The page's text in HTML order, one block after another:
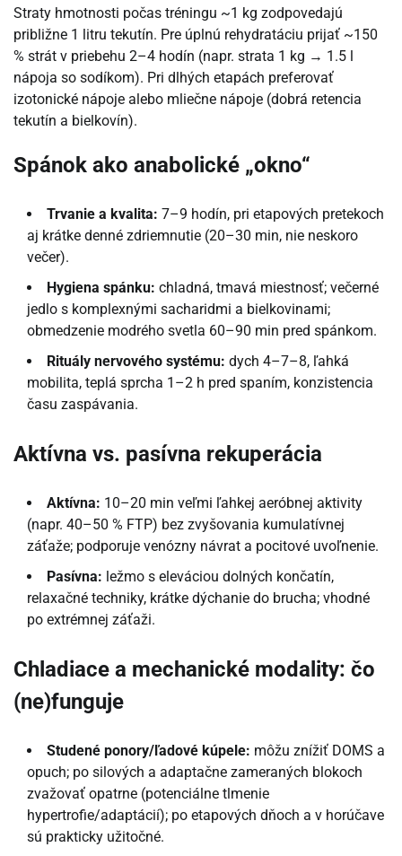
Straty hmotnosti počas tréningu ~1 kg zodpovedajú
približne 1 litru tekutín. Pre úplnú rehydratáciu prijať ~150
% strát v priebehu 2–4 hodín (napr. strata 1 kg → 1.5 l
nápoja so sodíkom). Pri dlhých etapách preferovať
izotonické nápoje alebo mliečne nápoje (dobrá retencia
tekutín a bielkovín).
Spánok ako anabolické „okno“
Trvanie a kvalita: 7–9 hodín, pri etapových pretekoch
aj krátke denné zdriemnutie (20–30 min, nie neskoro
večer).
Hygiena spánku: chladná, tmavá miestnosť; večerné
jedlo s komplexnými sacharidmi a bielkovinami;
obmedzenie modrého svetla 60–90 min pred spánkom.
Rituály nervového systému: dych 4–7–8, ľahká
mobilita, teplá sprcha 1–2 h pred spaním, konzistencia
času zaspávania.
Aktívna vs. pasívna rekuperácia
Aktívna: 10–20 min veľmi ľahkej aeróbnej aktivity
(napr. 40–50 % FTP) bez zvyšovania kumulatívnej
záťaže; podporuje venózny návrat a pocitové uvoľnenie.
Pasívna: ležmo s eleváciou dolných končatín,
relaxačné techniky, krátke dýchanie do brucha; vhodné
po extrémnej záťaži.
Chladiace a mechanické modality: čo
(ne)funguje
Studené ponory/ľadové kúpele: môžu znížiť DOMS a
opuch; po silových a adaptačne zameraných blokoch
zvažovať opatrne (potenciálne tlmenie
hypertrofie/adaptácií); po etapových dňoch a v horúčave
sú prakticky užitočné.